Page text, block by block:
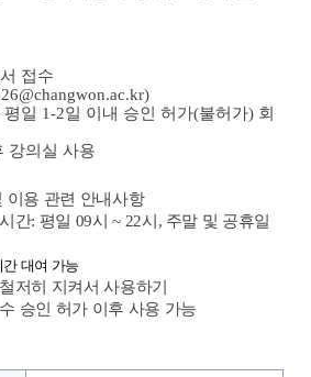
접수
일 1-2일 이내 승인 허가(불허가) 회
강의실 사용
이용 관련 안내사항
간: 평일 09시 ~ 22시, 주말 및 공휴일
대여 가능
저히 지켜서 사용하기
승인 허가 이후 사용 가능